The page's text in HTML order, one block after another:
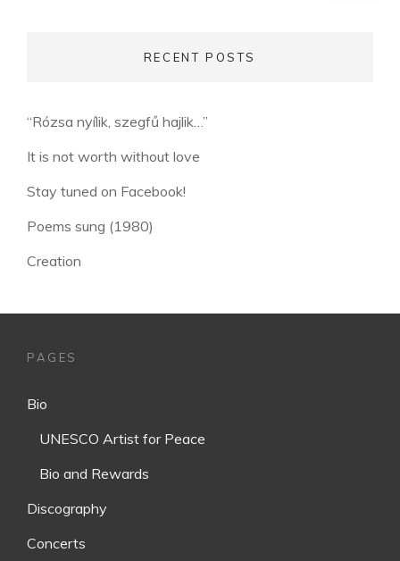
RECENT POSTS
“Rózsa nyílik, szegfű hajlik…”
It is not worth without love
Stay tuned on Facebook!
Poems sung (1980)
Creation
PAGES
Bio
UNESCO Artist for Peace
Bio and Rewards
Discography
Concerts